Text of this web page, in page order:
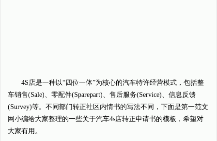
4S店是一种以“四位一体”为核心的汽车特许经营模式，包括整
车销售(Sale)、零配件(Sparepart)、售后服务(Service)、信息反馈
(Survey)等。不同部门转正社区内情书的写法不同，下面是第一范文
网小编给大家整理的一些关于汽车4s店转正申请书的模板，希望对
大家有用。